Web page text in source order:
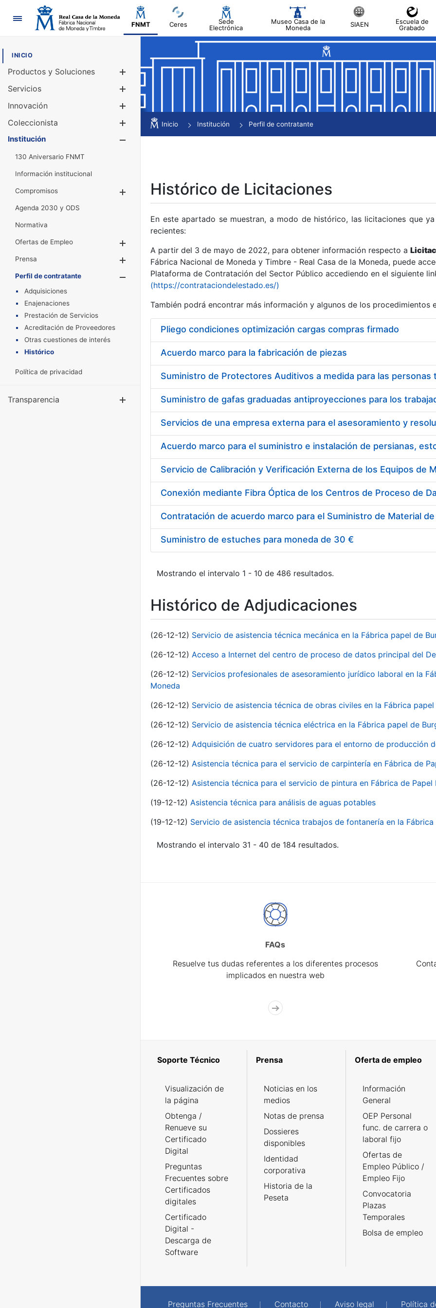
Navegación
FNMT Ceres
Sede
Electrónica
Museo Casa de la
Moneda
SIAEN
Escuela de
Grabado
INICIO
Productos y Soluciones
Mostrar/Ocultar
Servicios
Innovación
Coleccionista
Mostrar/Ocultar
Institución
130 Aniversario FNMT
Información institucional
Compromisos
Mostrar/Ocultar
Agenda 2030 y ODS
Normativa
Ofertas de Empleo
Prensa
Mostrar/Ocultar
Perfil de contratante
Mostrar/Ocultar
Adquisiciones
Enajenaciones
Prestación de Servicios
Acreditación de Proveedores
Otras cuestiones de interés
Histórico
Política de privacidad
Transparencia Mostrar/Ocultar
Inicio Institución Perfil de contratante
Histórico de Licitaciones
En este apartado se muestran, a modo de histórico, las licitaciones que
recientes:
A partir del 3 de mayo de 2022, para obtener información respecto a
Fábrica Nacional de Moneda y Timbre - Real Casa de la Moneda, puede
Plataforma de Contratación del Sector Público accediendo en el siguiente
(https://contrataciondelestado.es/)
También podrá encontrar más información y algunos de los procedimientos
Pliego condiciones optimización cargas compras firmado
Acuerdo marco para la fabricación de piezas
Acuerdo marco para el suministro e instalación de persianas,
Suministro de estuches para moneda de 30 €
Mostrando el intervalo 1 - 10 de 486 resultados.
Histórico de Adjudicaciones
(26-12-12) Servicio de asistencia técnica mecánica en la Fábrica papel de
(26-12-12) Acceso a Internet del centro de proceso de datos principal del
(26-12-12) Servicios profesionales de asesoramiento jurídico laboral en la
Moneda
(26-12-12) Servicio de asistencia técnica de obras civiles en la Fábrica
(26-12-12) Servicio de asistencia técnica eléctrica en la Fábrica papel de
(26-12-12) Adquisición de cuatro servidores para el entorno de producción
(26-12-12) Asistencia técnica para el servicio de carpintería en Fábrica de
(26-12-12) Asistencia técnica para el servicio de pintura en Fábrica de Papel
(19-12-12) Asistencia técnica para análisis de aguas potables
(19-12-12) Servicio de asistencia técnica trabajos de fontanería en la
Mostrando el intervalo 31 - 40 de 184 resultados.
FAQs
Resuelve tus dudas referentes a los diferentes procesos
implicados en nuestra web
Soporte Técnico
Visualización de
la página
Obtenga /
Renueve su
Certificado
Digital
Preguntas
Frecuentes sobre
Certificados
digitales
Certificado
Digital -
Descarga de
Software
Prensa
Noticias en los
medios
Notas de prensa
Dossieres
disponibles
Identidad
corporativa
Historia de la
Peseta
Oferta de empleo
Información
General
OEP Personal
func. de carrera o
laboral fijo
Ofertas de
Empleo Público /
Empleo Fijo
Convocatoria
Plazas
Temporales
Bolsa de empleo
Preguntas Frecuentes Contacto Aviso legal Política